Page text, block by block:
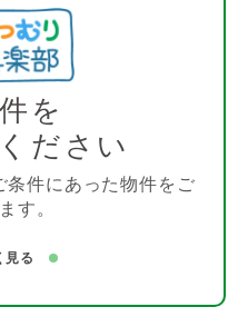
を
ださい
条件にあった物件をご
す。
見る